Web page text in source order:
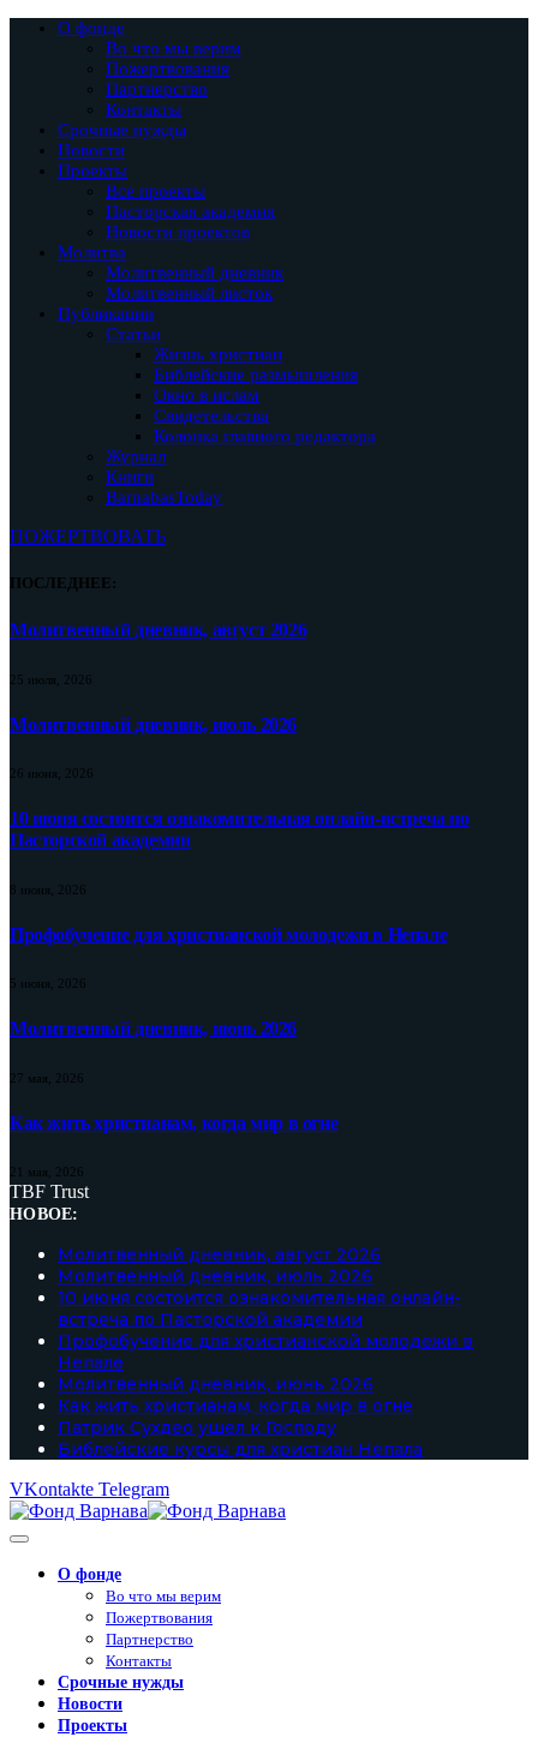
О фонде
Во что мы верим
Пожертвования
Партнерство
Контакты
Срочные нужды
Новости
Проекты
Все проекты
Пасторская академия
Новости проектов
Молитва
Молитвенный дневник
Молитвенный листок
Публикации
Статьи
Жизнь христиан
Библейские размышления
Окно в ислам
Свидетельства
Колонка главного редактора
Журнал
Книги
BarnabasToday
ПОЖЕРТВОВАТЬ
ПОСЛЕДНЕЕ:
Молитвенный дневник, август 2026
25 июля, 2026
Молитвенный дневник, июль 2026
26 июня, 2026
10 июня состоится ознакомительная онлайн-встреча по
Пасторской академии
8 июня, 2026
Профобучение для христианской молодежи в Непале
5 июня, 2026
Молитвенный дневник, июнь 2026
27 мая, 2026
Как жить христианам, когда мир в огне
21 мая, 2026
TBF Trust
НОВОЕ:
Молитвенный дневник, август 2026
Молитвенный дневник, июль 2026
10 июня состоится ознакомительная онлайн-
встреча по Пасторской академии
Профобучение для христианской молодежи в
Непале
Молитвенный дневник, июнь 2026
Как жить христианам, когда мир в огне
Патрик Сухдео ушел к Господу
Библейские курсы для христиан Непала
VKontakte Telegram
О фонде
Во что мы верим
Пожертвования
Партнерство
Контакты
Срочные нужды
Новости
Проекты